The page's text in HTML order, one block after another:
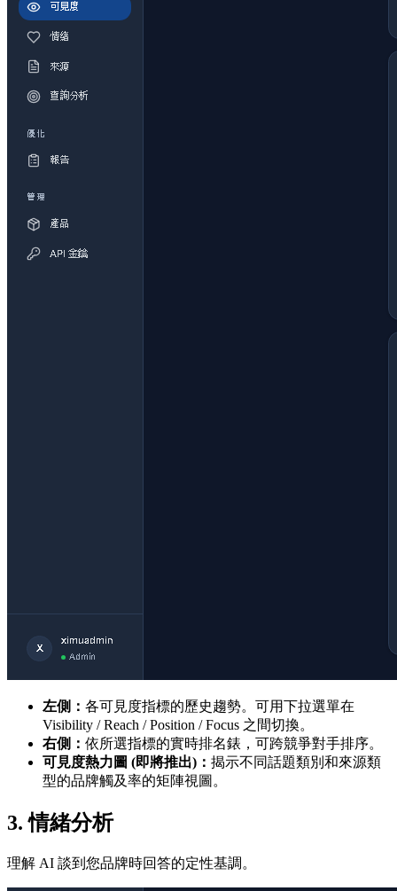
左側： 各可見度指標的歷史趨勢。可用下拉選單在
Visibility / Reach / Position / Focus 之間切換。
右側： 依所選指標的實時排名錶，可跨競爭對手排序。
可見度熱力圖 (即將推出)： 揭示不同話題類別和來源類
型的品牌觸及率的矩陣視圖。
3. 情緒分析
理解 AI 談到您品牌時回答的定性基調。